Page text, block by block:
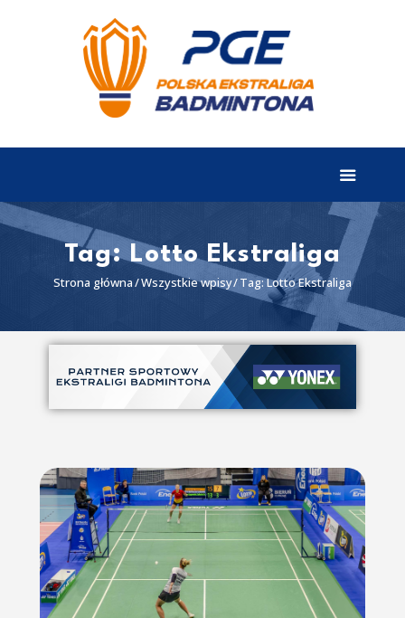
Tag: Lotto Ekstraliga
Strona główna Wszystkie wpisy Tag: Lotto Ekstraliga
EKSTRALIGA
Aktualności
Tabela
Wyniki
Terminarz
I liga
II liga